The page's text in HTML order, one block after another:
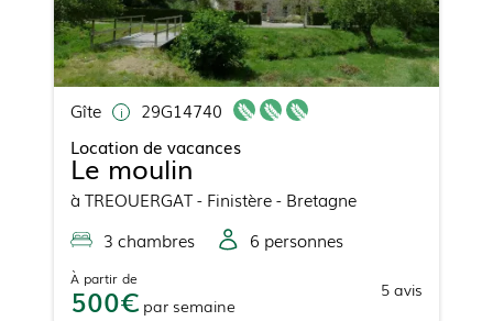
Gîte
29G14740
Location de vacances
Le moulin
à TREOUERGAT- Finistère - Bretagne
3 chambres 6 personnes
À partir de
500 par semaine
5 avis